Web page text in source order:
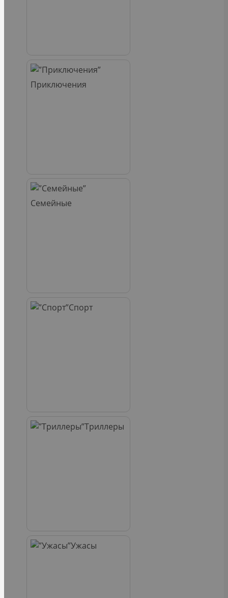
Приключения
Семейные
Спорт
Триллеры
Ужасы